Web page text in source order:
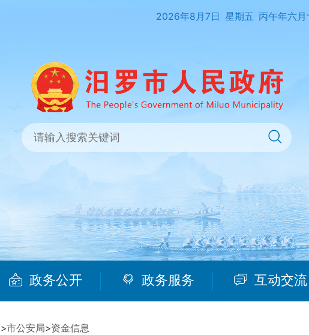
2026年8月7日 星期五 丙午年六月
政务公开 政务服务 互动交流
>市公安局>资金信息